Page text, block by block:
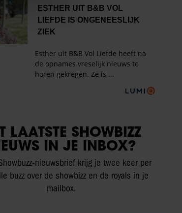
voor social
u aan ze heeft
cookies als u
LAATSTE SHOWBIZZ
IN JE INBOX?
nieuwsbrief krijg je twee keer per
buzz over de showbizz en de royals in je
mailbox.